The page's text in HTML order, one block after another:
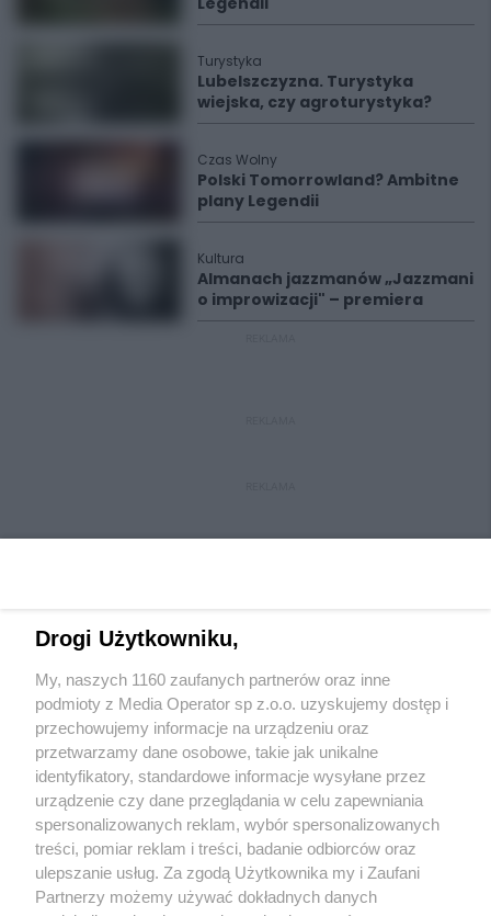
Turystyka
Lubelszczyzna. Turystyka
wiejska, czy agroturystyka?
Czas Wolny
Polski Tomorrowland? Ambitne
plany Legendii
Kultura
Almanach jazzmanów „Jazzmani
o improwizacji" – premiera
Wydawca mediówlokalnych
Nie zapomnij
zapoznać się z:
polityką prywatności
Twojemiasto Skontakuj sięz nami
Drogi Użytkowniku,
My, naszych 1160 zaufanych partnerów oraz inne
podmioty z Media Operator sp z.o.o. uzyskujemy dostęp i
przechowujemy informacje na urządzeniu oraz
przetwarzamy dane osobowe, takie jak unikalne
identyfikatory, standardowe informacje wysyłane przez
urządzenie czy dane przeglądania w celu zapewniania
spersonalizowanych reklam, wybór spersonalizowanych
treści, pomiar reklam i treści, badanie odbiorców oraz
ulepszanie usług. Za zgodą Użytkownika my i Zaufani
Partnerzy możemy używać dokładnych danych